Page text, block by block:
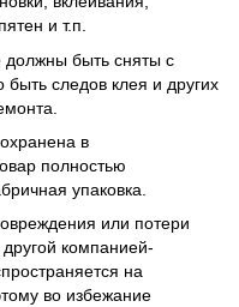
и т.п.
должны быть сняты с
следов клея и других
в
полностью
упаковка.
или потери
компанией-
на
во избежание